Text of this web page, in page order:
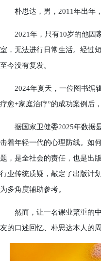
朴思达，男，2011年出年，
2021年，只有10岁的他因家
室，无法进行日常生活。经过
至今没有复发。
2024年夏天，一位图书编辑
疗愈+家庭治疗”的成功案例后
据国家卫健委2025年数据显
击着年轻一代的心理防线。如
题，是全社会的责任，也是出
行业传统质疑，敲定了出版计
为多角度辅助参考。
然而，让一名课业繁重的中
友的口述回忆、朴思达本人的